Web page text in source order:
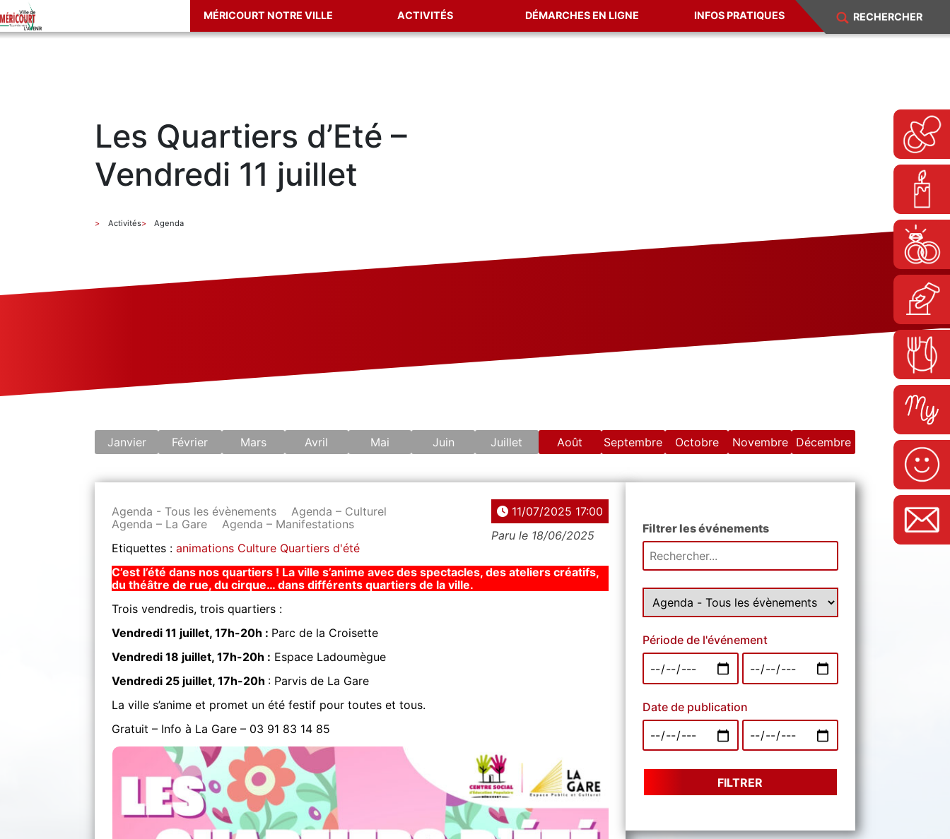
MÉRICOURT NOTRE VILLE ACTIVITÉS DÉMARCHES EN LIGNE INFOS PRATIQUES
Les Quartiers d’Eté –
Vendredi 11 juillet
Activités Agenda
Janvier Février Mars Avril Mai Juin Juillet Août Septembre Octobre Novembre Décembre
Agenda - Tous les évènements
Agenda – Culturel
Agenda – La Gare
Agenda – Manifestations
Etiquettes :animations Culture Quartiers d'été
11/07/2025 17:00
Paru le 18/06/2025
C’est l’été dans nos quartiers ! La ville s’anime avec des spectacles, des ateliers créatifs,
du théâtre de rue, du cirque… dans différents quartiers de la ville.
Trois vendredis, trois quartiers :
Vendredi 11 juillet, 17h-20h : Parc de la Croisette
Vendredi 18 juillet, 17h-20h : Espace Ladoumègue
Vendredi 25 juillet, 17h-20h : Parvis de La Gare
La ville s’anime et promet un été festif pour toutes et tous.
Gratuit – Info à La Gare – 03 91 83 14 85
Filtrer les événements
Période de l'événement
Date de publication
FILTRER